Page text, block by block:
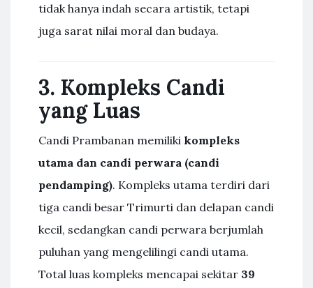
tidak hanya indah secara artistik, tetapi
juga sarat nilai moral dan budaya.
3. Kompleks Candi
yang Luas
Candi Prambanan memiliki kompleks
utama dan candi perwara (candi
pendamping). Kompleks utama terdiri dari
tiga candi besar Trimurti dan delapan candi
kecil, sedangkan candi perwara berjumlah
puluhan yang mengelilingi candi utama.
Total luas kompleks mencapai sekitar 39